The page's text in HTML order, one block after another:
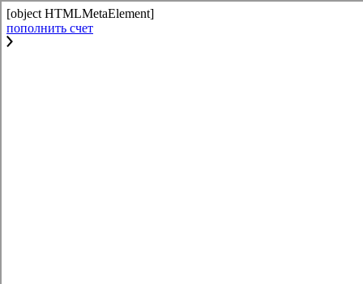
[object HTMLMetaElement]
пополнить счет